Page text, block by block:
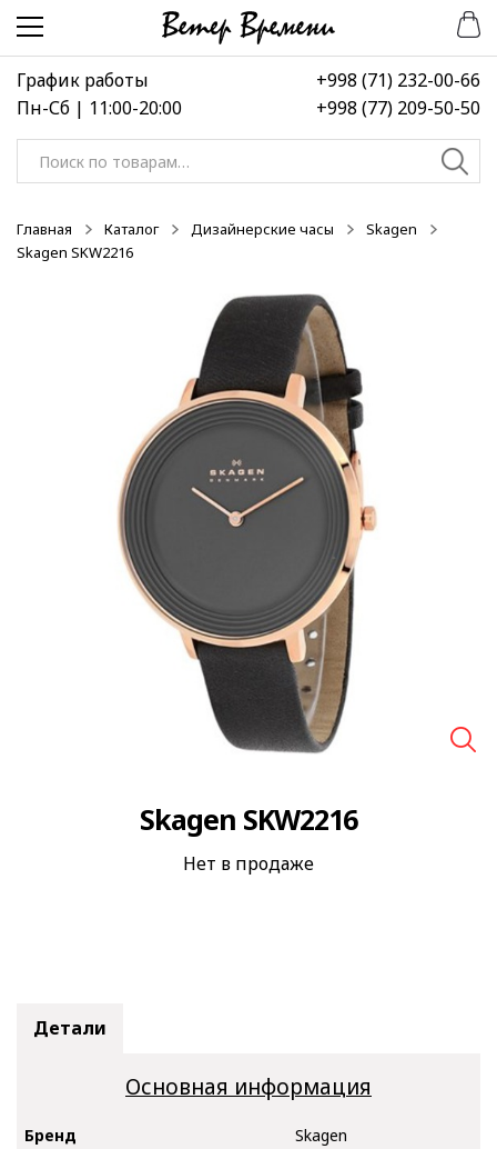
Перейти
навигации
Перейти
содержимому
График работы
Пн-Сб | 11:00-20:00
+998 (71) 232-00-66
+998 (77) 209-50-50
Искать:
Главная Каталог Дизайнерские часы
Skagen
Skagen SKW2216
Skagen SKW2216
Нет в продаже
Детали
Основная информация
Бренд
Skagen
-50%
-50%
-50%